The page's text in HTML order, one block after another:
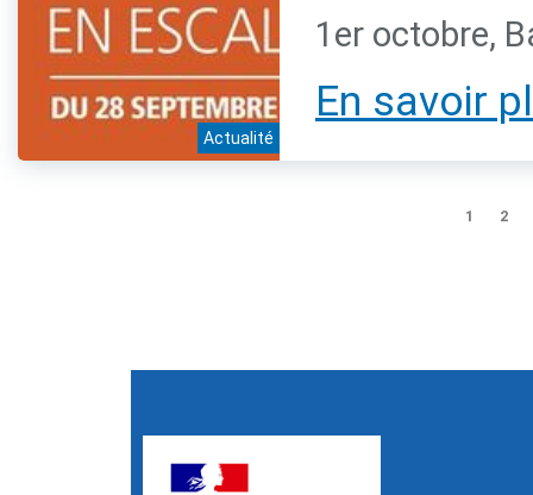
Actualité
1er octobre,
En savoir
1 2